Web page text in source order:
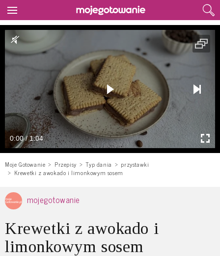
0:00 / 1:04
Moje Gotowanie Przepisy Typ dania
przystawki
Krewetki z awokado i limonkowym sosem
mojegotowanie
Krewetki z awokado i
limonkowym sosem